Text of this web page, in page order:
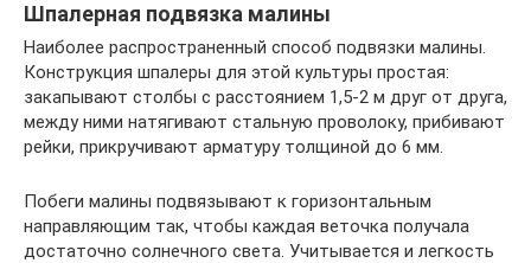
Шпалерная подвязка малины
Наиболее распространенный способ подвязки малины.
Конструкция шпалеры для этой культуры простая:
закапывают столбы с расстоянием 1,5-2 м друг от друга,
между ними натягивают стальную проволоку, прибивают
рейки, прикручивают арматуру толщиной до 6 мм.
Побеги малины подвязывают к горизонтальным
направляющим так, чтобы каждая веточка получала
достаточно солнечного света. Учитывается и легкость